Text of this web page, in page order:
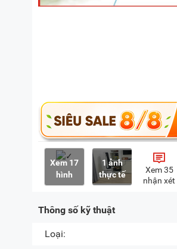
Xem 17
hình
1 ảnh
thực tế
Xem 35
nhận xét
Thông số kỹ thuật
Loại: